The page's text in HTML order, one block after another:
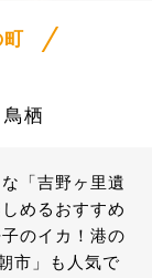
町
栖
「吉野ヶ里遺
めるおすすめ
のイカ！港の
市」も人気で